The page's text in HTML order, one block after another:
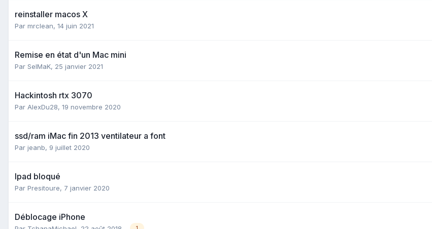
reinstaller macos X
Par mrclean, 14 juin 2021
Remise en état d'un Mac mini
Par SelMaK, 25 janvier 2021
Hackintosh rtx 3070
Par AlexDu28, 19 novembre 2020
ssd/ram iMac fin 2013 ventilateur a font
Par jeanb, 9 juillet 2020
Ipad bloqué
Par Presitoure, 7 janvier 2020
Déblocage iPhone